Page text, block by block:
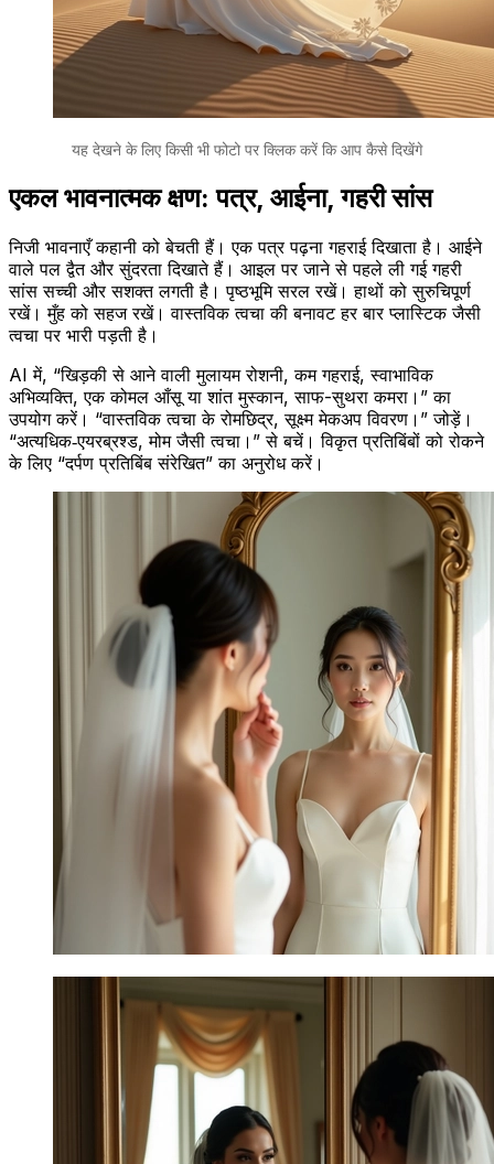
यह देखने के लिए किसी भी फोटो पर क्लिक करें कि आप कैसे दिखेंगे
एकल भावनात्मक क्षण: पत्र, आईना, गहरी सांस
निजी भावनाएँ कहानी को बेचती हैं। एक पत्र पढ़ना गहराई दिखाता है। आईने
वाले पल द्वैत और सुंदरता दिखाते हैं। आइल पर जाने से पहले ली गई गहरी
सांस सच्ची और सशक्त लगती है। पृष्ठभूमि सरल रखें। हाथों को सुरुचिपूर्ण
रखें। मुँह को सहज रखें। वास्तविक त्वचा की बनावट हर बार प्लास्टिक जैसी
त्वचा पर भारी पड़ती है।
AI में, “खिड़की से आने वाली मुलायम रोशनी, कम गहराई, स्वाभाविक
अभिव्यक्ति, एक कोमल आँसू या शांत मुस्कान, साफ-सुथरा कमरा।” का
उपयोग करें। “वास्तविक त्वचा के रोमछिद्र, सूक्ष्म मेकअप विवरण।” जोड़ें।
“अत्यधिक‑एयरब्रश्ड, मोम जैसी त्वचा।” से बचें। विकृत प्रतिबिंबों को रोकने
के लिए “दर्पण प्रतिबिंब संरेखित” का अनुरोध करें।